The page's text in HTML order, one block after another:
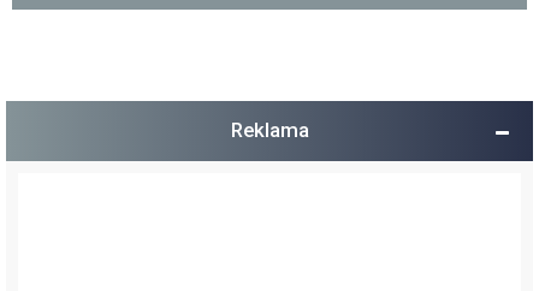
Reklama